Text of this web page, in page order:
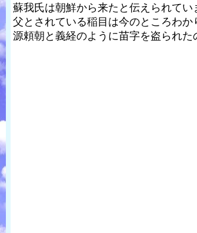
蘇我氏は朝鮮から来たと伝えられて
父とされている稲目は今のところわか
源頼朝と義経のように苗字を盗られた